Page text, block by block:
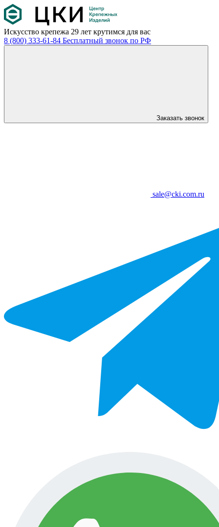
Искусство крепежа 29 лет крутимся для вас
8 (800) 333-61-84 Бесплатный звонок по РФ
Заказать звонок
sale@cki.com.ru